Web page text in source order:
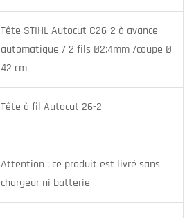
Tête STIHL Autocut C26-2 à avance
automatique / 2 fils Ø2;4mm /coupe Ø
42 cm
Tête à fil Autocut 26-2
Attention : ce produit est livré sans
chargeur ni batterie